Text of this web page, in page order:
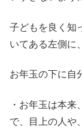
子どもを良く知
いてある左側に
お年玉の下に自
・お年玉は本
で、目上の人や